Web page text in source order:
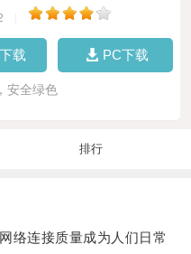
载 PC下载
安全绿色
排行
连接质量成为人们日常